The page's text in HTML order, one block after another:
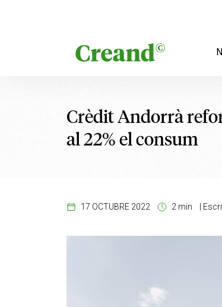
Crèdit Andorrà
al 22% el consum
17 OCTUBRE 2022 2 min